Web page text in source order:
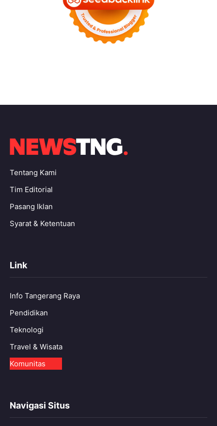
Tentang Kami
Tim Editorial
Pasang Iklan
Syarat & Ketentuan
Link
Info Tangerang Raya
Pendidikan
Teknologi
Travel & Wisata
Komunitas
Navigasi Situs